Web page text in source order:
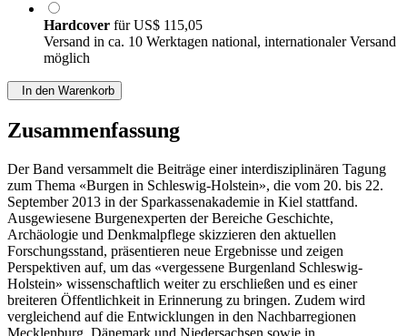
Hardcover fürUS$ 115,05
Versand in ca. 10 Werktagen national, internationaler Versand
möglich
In den Warenkorb
Zusammenfassung
Der Band versammelt die Beiträge einer interdisziplinären Tagung
zum Thema «Burgen in Schleswig-Holstein», die vom 20. bis 22.
September 2013 in der Sparkassenakademie in Kiel stattfand.
Ausgewiesene Burgenexperten der Bereiche Geschichte,
Archäologie und Denkmalpflege skizzieren den aktuellen
Forschungsstand, präsentieren neue Ergebnisse und zeigen
Perspektiven auf, um das «vergessene Burgenland Schleswig-
Holstein» wissenschaftlich weiter zu erschließen und es einer
breiteren Öffentlichkeit in Erinnerung zu bringen. Zudem wird
vergleichend auf die Entwicklungen in den Nachbarregionen